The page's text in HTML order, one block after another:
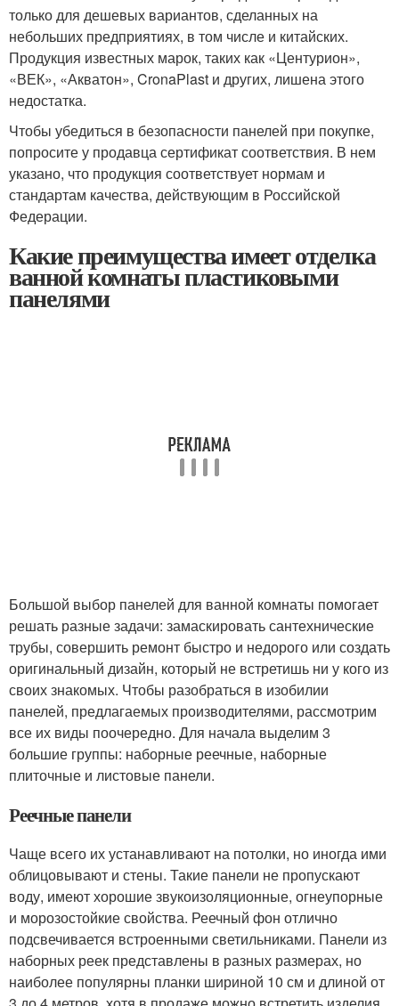
только для дешевых вариантов, сделанных на
небольших предприятиях, в том числе и китайских.
Продукция известных марок, таких как «Центурион»,
«ВЕК», «Акватон», CronaPlast и других, лишена этого
недостатка.
Чтобы убедиться в безопасности панелей при покупке,
попросите у продавца сертификат соответствия. В нем
указано, что продукция соответствует нормам и
стандартам качества, действующим в Российской
Федерации.
Какие преимущества имеет отделка
ванной комнаты пластиковыми
панелями
Большой выбор панелей для ванной комнаты помогает
решать разные задачи: замаскировать сантехнические
трубы, совершить ремонт быстро и недорого или создать
оригинальный дизайн, который не встретишь ни у кого из
своих знакомых. Чтобы разобраться в изобилии
панелей, предлагаемых производителями, рассмотрим
все их виды поочередно. Для начала выделим 3
большие группы: наборные реечные, наборные
плиточные и листовые панели.
Реечные панели
Чаще всего их устанавливают на потолки, но иногда ими
облицовывают и стены. Такие панели не пропускают
воду, имеют хорошие звукоизоляционные, огнеупорные
и морозостойкие свойства. Реечный фон отлично
подсвечивается встроенными светильниками. Панели из
наборных реек представлены в разных размерах, но
наиболее популярны планки шириной 10 см и длиной от